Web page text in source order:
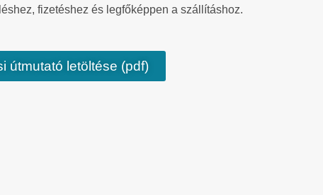
fizetéshez és legfőképpen a szállításhoz.
útmutató letöltése (pdf)